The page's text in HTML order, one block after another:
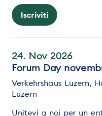
Iscriviti
24. Nov 2026
Forum Day
Verkehrshaus Luzern,
Luzern
Unitevi a noi per un